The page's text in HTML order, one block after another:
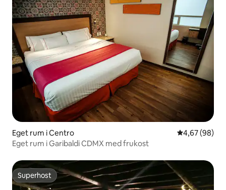
Eget rum i Centro 4,67 av 5 i
4,67 (98)
Eget rum i Garibaldi CDMX med frukost
Superhost
Superhost